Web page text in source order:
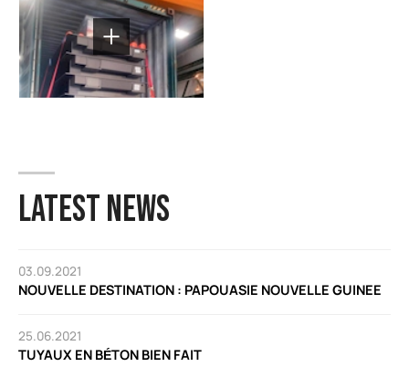
LATEST NEWS
03.09.2021
NOUVELLE DESTINATION : PAPOUASIE NOUVELLE GUINEE
25.06.2021
TUYAUX EN BÉTON BIEN FAIT